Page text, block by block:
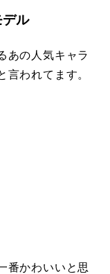
ル
あの人気キャラ
言われてます。
番かわいいと思